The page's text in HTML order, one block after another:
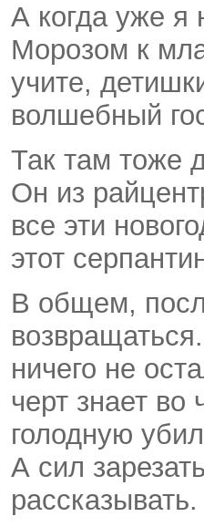
А когда уже я
Морозом к
учите,
волшебный
Так там тоже
Он из
все эти
этот
В общем,
ничего не
черт знает
голодную
А сил
рассказывать.